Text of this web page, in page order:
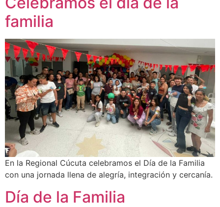
familia
En la Regional Cúcuta celebramos el Día de la Familia
con una jornada llena de alegría, integración y cercanía.
Día de la Familia